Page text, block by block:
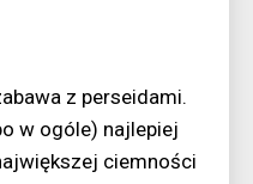
z perseidami.
w ogóle) najlepiej
ciemności